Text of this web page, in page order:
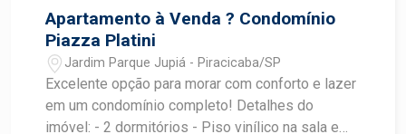
Apartamento à Venda ? Condomínio
Piazza Platini
Jardim Parque Jupiá - Piracicaba/SP
Excelente opção para morar com conforto e lazer
em um condomínio completo! Detalhes do
imóvel: - 2 dormitórios - Piso vinílico na sala e